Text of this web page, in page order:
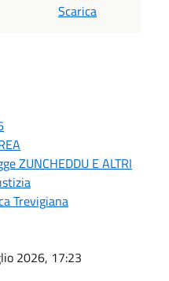
Scarica
ZUNCHEDDU E ALTRI
Trevigiana
2026, 17:23